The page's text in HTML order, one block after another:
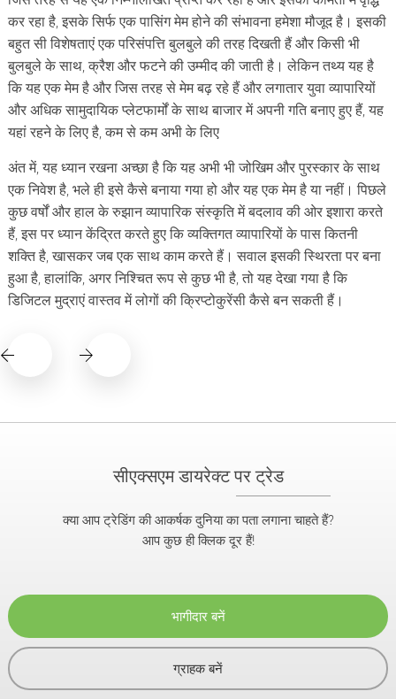
कर रहा है, इसके सिर्फ एक पासिंग मेम होने की संभावना हमेशा मौजूद है। इसकी
बहुत सी विशेषताएं एक परिसंपत्ति बुलबुले की तरह दिखती हैं और किसी भी
बुलबुले के साथ, क्रैश और फटने की उम्मीद की जाती है। लेकिन तथ्य यह है
कि यह एक मेम है और जिस तरह से मेम बढ़ रहे हैं और लगातार युवा व्यापारियों
और अधिक सामुदायिक प्लेटफार्मों के साथ बाजार में अपनी गति बनाए हुए हैं, यह
यहां रहने के लिए है, कम से कम अभी के लिए
अंत में, यह ध्यान रखना अच्छा है कि यह अभी भी जोखिम और पुरस्कार के साथ
एक निवेश है, भले ही इसे कैसे बनाया गया हो और यह एक मेम है या नहीं। पिछले
कुछ वर्षों और हाल के रुझान व्यापारिक संस्कृति में बदलाव की ओर इशारा करते
हैं, इस पर ध्यान केंद्रित करते हुए कि व्यक्तिगत व्यापारियों के पास कितनी
शक्ति है, खासकर जब एक साथ काम करते हैं। सवाल इसकी स्थिरता पर बना
हुआ है, हालांकि, अगर निश्चित रूप से कुछ भी है, तो यह देखा गया है कि
डिजिटल मुद्राएं वास्तव में लोगों की क्रिप्टोकुरेंसी कैसे बन सकती हैं।
सीएक्सएम डायरेक्ट पर ट्रेड
क्या आप ट्रेडिंग की आकर्षक दुनिया का पता लगाना चाहते हैं?
आप कुछ ही क्लिक दूर हैं!
भागीदार बनें
ग्राहक बनें